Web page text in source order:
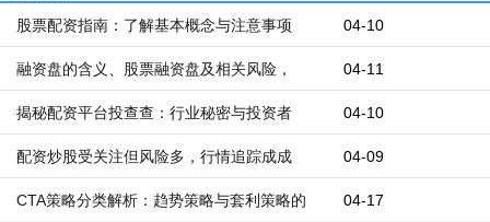
04-10
股票配资指南：了解基本概念与注意事项
04-11
融资盘的含义、股票融资盘及相关风险，
04-10
揭秘配资平台投查查：行业秘密与投资者
04-09
配资炒股受关注但风险多，行情追踪成成
04-17
CTA策略分类解析：趋势策略与套利策略的